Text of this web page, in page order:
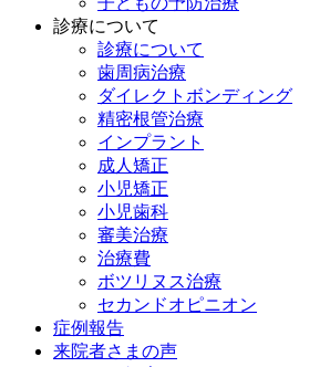
診療について
診療について
歯周病治療
ダイレクトボンディング
精密根管治療
インプラント
成人矯正
小児矯正
小児歯科
審美治療
治療費
ボツリヌス治療
セカンドオピニオン
症例報告
来院者さまの声